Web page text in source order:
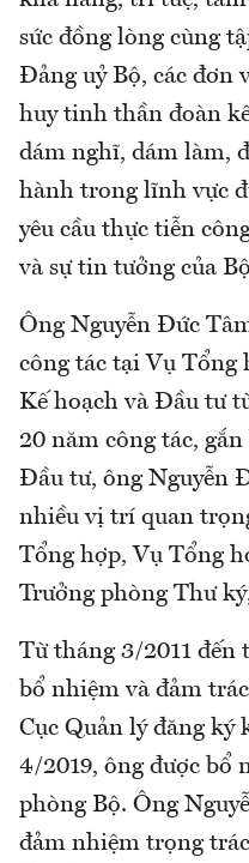
sức đồng lòng cùng
Đảng uỷ Bộ, các đơn
huy tinh thần đoàn
dám nghĩ, dám làm,
hành trong lĩnh vực
yêu cầu thực tiễn
và sự tin tưởng của
Ông Nguyễn Đức
công tác tại Vụ Tổng
Kế hoạch và Đầu tư
20 năm công tác,
Đầu tư, ông Nguyễn
nhiều vị trí quan
Tổng hợp, Vụ Tổng
Trưởng phòng Thư
Từ tháng 3/2011 đến
bổ nhiệm và đảm
Cục Quản lý đăng
4/2019, ông được bổ
phòng Bộ. Ông
đảm nhiệm trọng